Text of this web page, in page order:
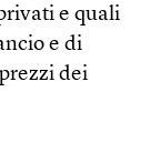
e quali
e di
dei